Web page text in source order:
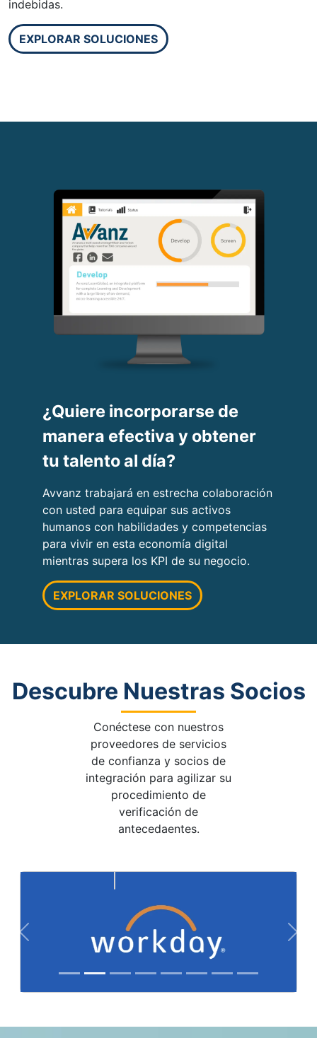
indebidas.
EXPLORAR SOLUCIONES
¿Quiere incorporarse de
manera efectiva y obtener
tu talento al día?
Avvanz trabajará en estrecha colaboración
con usted para equipar sus activos
humanos con habilidades y competencias
para vivir en esta economía digital
mientras supera los KPI de su negocio.
EXPLORAR SOLUCIONES
Descubre Nuestras Socios
Conéctese con nuestros
proveedores de servicios
de confianza y socios de
integración para agilizar su
procedimiento de
verificación de
antecedaentes.
Previous Next